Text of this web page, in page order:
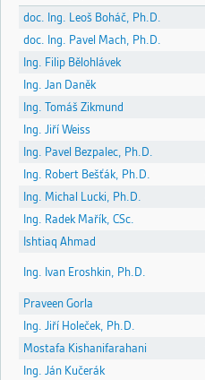
doc. Ing. Leoš Boháč, Ph.D.
doc. Ing. Pavel Mach, Ph.D.
Ing. Filip Bělohlávek
Ing. Jan Daněk
Ing. Tomáš Zikmund
Ing. Jiří Weiss
Ing. Pavel Bezpalec, Ph.D.
Ing. Robert Bešťák, Ph.D.
Ing. Michal Lucki, Ph.D.
Ing. Radek Mařík, CSc.
Ishtiaq Ahmad
Ing. Ivan Eroshkin, Ph.D.
Praveen Gorla
Ing. Jiří Holeček, Ph.D.
Mostafa Kishanifarahani
Ing. Ján Kučerák